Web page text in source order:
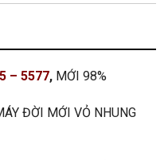
– 5577, MỚI 98%
ĐỜI MỚI VỎ NHUNG